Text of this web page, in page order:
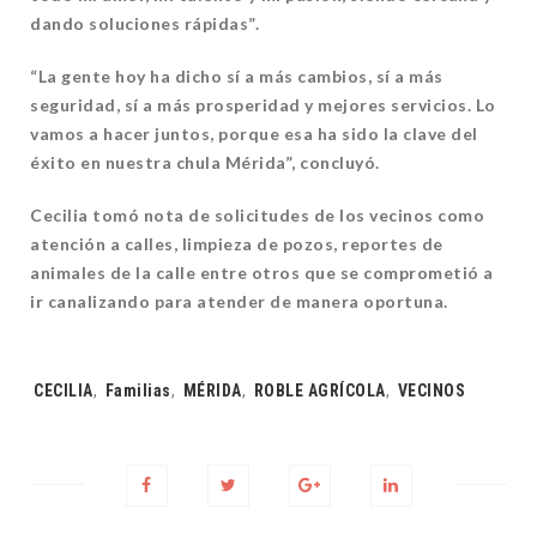
dando soluciones rápidas”.
“La gente hoy ha dicho sí a más cambios, sí a más
seguridad, sí a más prosperidad y mejores servicios. Lo
vamos a hacer juntos, porque esa ha sido la clave del
éxito en nuestra chula Mérida”, concluyó.
Cecilia tomó nota de solicitudes de los vecinos como
atención a calles, limpieza de pozos, reportes de
animales de la calle entre otros que se comprometió a
ir canalizando para atender de manera oportuna.
Tags:
CECILIA, Familias, MÉRIDA, ROBLE AGRÍCOLA, VECINOS